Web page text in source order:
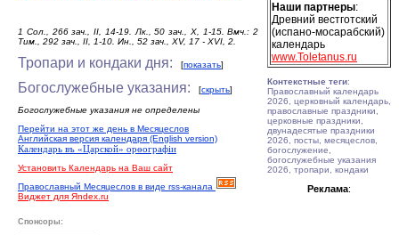
1 Сол., 266 зач., II, 14-19. Лк., 50 зач., X, 1-15. Вмч.: 2
Тим., 292 зач., II, 1-10. Ин., 52 зач., XV, 17 - XVI, 2.
Тропари и кондаки дня: [показать]
Богослужебные указания: [скрыть]
Богослужебные указания не определены
Перейти на этот же день в Месяцеслов
Английская версия календаря (English version)
Календарь въ «Царской» орѳографiи
Установить Календарь на Ваш сайт
Православный Месяцеслов в виде rss-канала
Виджет для Яndex.ru
Наши партнеры:
Древний вестготский
(испано-мосарабский)
календарь
www.Toletanus.ru
Контекстные теги:
Православный календарь
2026, церковный календарь,
православные праздники,
церковные праздники,
двунадесятые праздники
2026, посты, месяцеслов,
богослужение,
богослужебные указания
2026, тропари, кондаки
Реклама:
Спонсоры: